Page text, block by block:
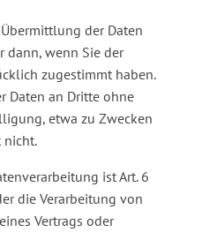
der Daten
dann, wenn Sie der
zugestimmt haben.
Daten an Dritte ohne
etwa zu Zwecken
nicht.
ist Art. 6
die Verarbeitung von
Vertrags oder